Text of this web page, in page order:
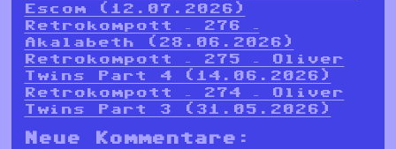
Escom (12.07.2026)
Retrokompott – 276 –
Akalabeth (28.06.2026)
Retrokompott – 275 – Oliver
Twins Part 4 (14.06.2026)
Retrokompott – 274 – Oliver
Twins Part 3 (31.05.2026)
Neue Kommentare: